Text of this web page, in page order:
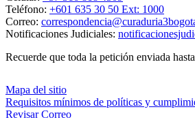
Teléfono: +601 635 30 50 Ext: 1000
Correo:
Notificaciones Judiciales:
Recuerde que toda la petición enviada
Mapa del sitio
Requisitos mínimos de políticas y
Revisar Correo